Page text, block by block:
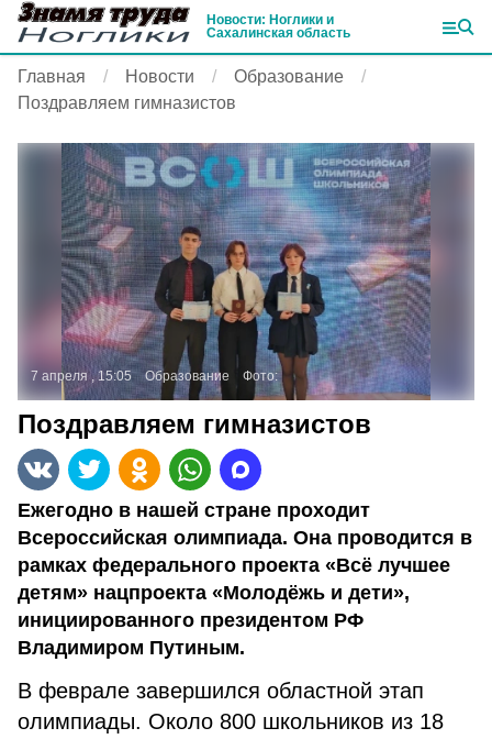
Новости: Ноглики и
Сахалинская область
Главная Новости
Образование
Поздравляем гимназистов
7 апреля , 15:05 Образование Фото:
Поздравляем гимназистов
Ежегодно в нашей стране проходит
Всероссийская олимпиада. Она проводится в
рамках федерального проекта «Всё лучшее
детям» нацпроекта «Молодёжь и дети»,
инициированного президентом РФ
Владимиром Путиным.
В феврале завершился областной этап
олимпиады. Около 800 школьников из 18